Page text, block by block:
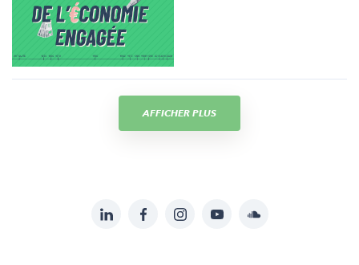
AFFICHER PLUS
LinkedInFacebookInstagramYouTubeSoundcloud